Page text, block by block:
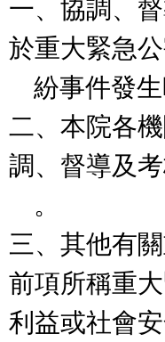
一、協調、
於重大緊急
二、本院各
調、督導及
三、其他有
前項所稱重
利益或社會